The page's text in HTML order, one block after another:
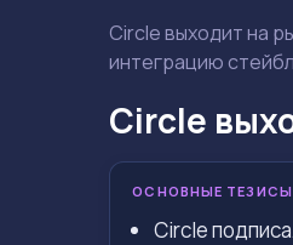
Circle выходит на
интеграцию
Circle
ОСНОВНЫЕ ТЕЗИСЫ
Circle